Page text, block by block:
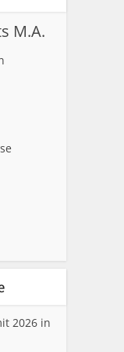
M.A.
2026 in